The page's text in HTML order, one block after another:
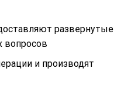
развернутые
вопросов
и производят